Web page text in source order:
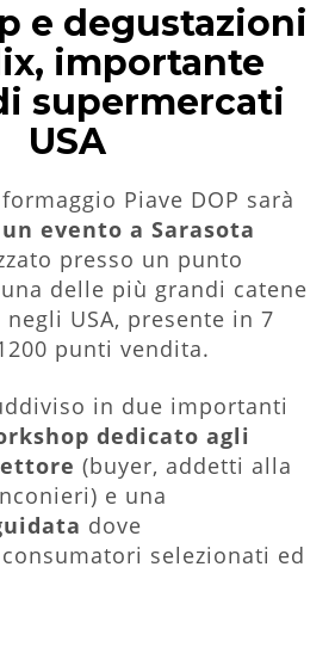
e degustazioni
importante
supermercati
USA
Piave DOP sarà
un evento a Sarasota
presso un punto
delle più grandi catene
USA, presente in 7
punti vendita.
in due importanti
dedicato agli
(buyer, addetti alla
e una
dove
selezionati ed